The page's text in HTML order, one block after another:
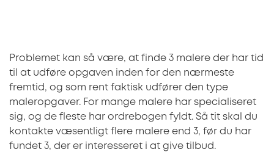
Problemet kan så være, at finde 3 malere der har tid
til at udføre opgaven inden for den nærmeste
fremtid, og som rent faktisk udfører den type
maleropgaver. For mange malere har specialiseret
sig, og de fleste har ordrebogen fyldt. Så tit skal du
kontakte væsentligt flere malere end 3, før du har
fundet 3, der er interesseret i at give tilbud.